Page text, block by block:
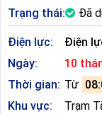
Trạng thái:
Đã
Điện lực:
Điện
Ngày:
10
Thời gian: Từ
Khu vực:
Trạm